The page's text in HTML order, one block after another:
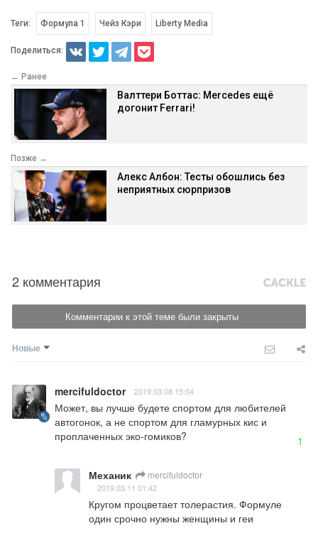
Теги: Формула 1 Чейз Кэри Liberty Media
Поделиться:
← Ранее
Валттери Боттас: Mercedes ещё
догонит Ferrari!
Позже →
Алекс Албон: Тесты обошлись без
неприятных сюрпризов
2 комментария
Комментарии к этой теме были закрыты
Новые
mercifuldoctor 2019.03.08 15:04
Может, вы лучше будете спортом для любителей
автогонок, а не спортом для гламурных кис и
проплаченных эко-гомиков?
1
Механик mercifuldoctor
2019.03.11 01:42
Кругом процветает толерастия. Формуле
один срочно нужны женщины и геи